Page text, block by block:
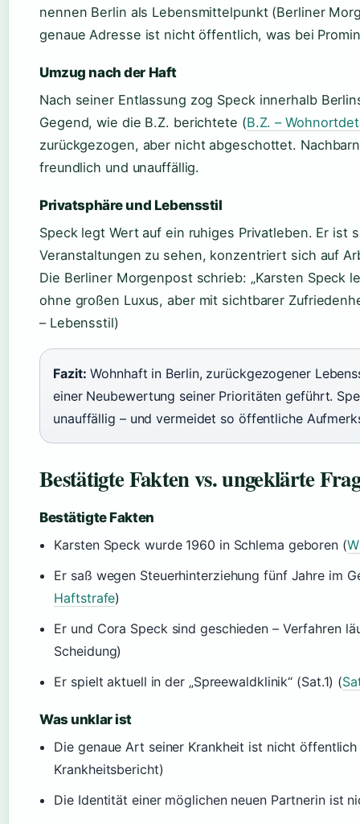
nennen Berlin als Lebensmittelpunkt (Berliner
genaue Adresse ist nicht öffentlich, was bei
Umzug nach der Haft
Nach seiner Entlassung zog Speck innerhalb
Gegend, wie die B.Z. berichtete (B.Z. –
zurückgezogen, aber nicht abgeschottet.
freundlich und unauffällig.
Privatsphäre und Lebensstil
Speck legt Wert auf ein ruhiges Privatleben. Er ist
Veranstaltungen zu sehen, konzentriert sich auf
Die Berliner Morgenpost schrieb: „Karsten Speck
ohne großen Luxus, aber mit sichtbarer
– Lebensstil)
Fazit: Wohnhaft in Berlin, zurückgezogener
einer Neubewertung seiner Prioritäten geführt.
unauffällig – und vermeidet so öffentliche
Bestätigte Fakten vs. ungeklärte
Bestätigte Fakten
Karsten Speck wurde 1960 in Schlema geboren (
Er saß wegen Steuerhinterziehung fünf Jahre im
Haftstrafe)
Er und Cora Speck sind geschieden – Verfahren
Scheidung)
Er spielt aktuell in der „Spreewaldklinik“ (Sat.1) (
Was unklar ist
Die genaue Art seiner Krankheit ist nicht
Krankheitsbericht)
Die Identität einer möglichen neuen Partnerin ist